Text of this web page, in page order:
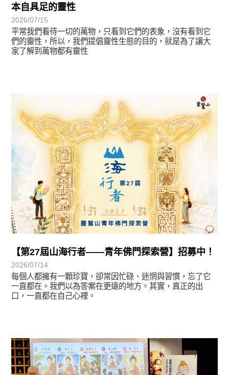
本自具足的靈性
2026/07/15
平常我們看待一切的萬物，只看到它們的表象，沒有看到它
們的靈性，所以，我們提倡靈性生態的目的，就是為了讓大
家了解到萬物都有靈性
【第27屆山海行者——青年佛門探索營】招募中！
2026/07/14
每個人都擁有一顆珍寶，卻常因忙碌、迷惘與習慣，忘了它
一直都在。我們以為答案在更遠的地方。其實，真正的出
口，一直都在自己心裡。
最新消息